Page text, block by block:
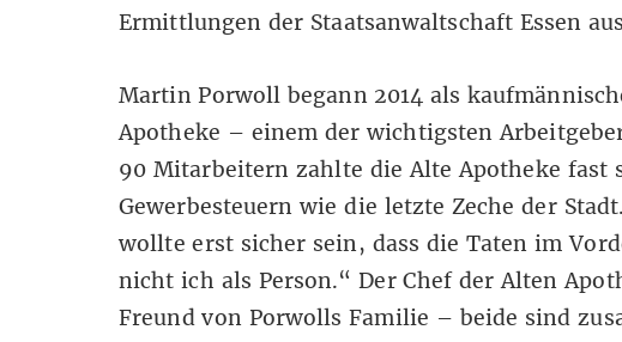
Ermittlungen der Staatsanwaltschaft Essen
Martin Porwoll begann 2014 als
Apotheke – einem der wichtigsten
90 Mitarbeitern zahlte die Alte Apotheke fast
Gewerbesteuern wie die letzte Zeche der
wollte erst sicher sein, dass die Taten im
nicht ich als Person.“ Der Chef der Alten
Freund von Porwolls Familie – beide sind